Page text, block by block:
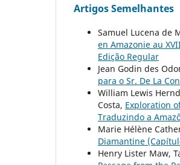
Artigos Semelhantes
Samuel Lucena de
en Amazonie au
Edição Regular
Jean Godin des
para o Sr. De La
William Lewis
Costa, Exploration
Traduzindo a
Marie Hélène
Diamantine
Henry Lister Maw,